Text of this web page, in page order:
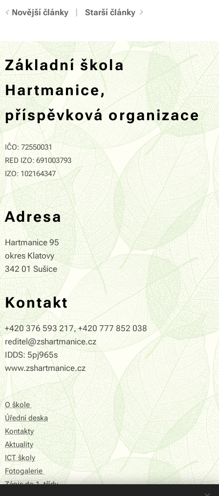
Novější články Starší články
Základní škola
Hartmanice,
příspěvková organizace
IČO: 72550031
RED IZO: 691003793
IZO: 102164347
Adresa
Hartmanice 95
okres Klatovy
342 01 Sušice
Kontakt
+420 376 593 217, +420 777 852 038
reditel@zshartmanice.cz
IDDS: 5pj965s
www.zshartmanice.cz
O škole
Úřední deska
Kontakty
Aktuality
ICT školy
Fotogalerie
Zápis do 1. třídy